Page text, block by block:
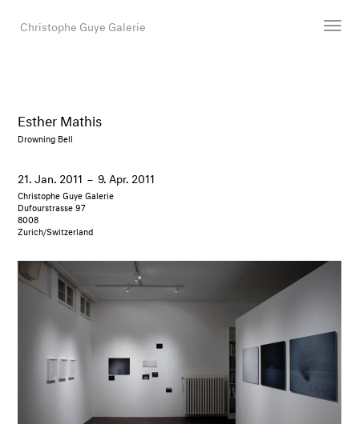
Christophe Guye Galerie
Suche
E-Mail
Esther Mathis
Drowning Bell
21. Jan. 2011 –9. Apr. 2011
Christophe Guye Galerie
Dufourstrasse 97
8008
Zurich/Switzerland